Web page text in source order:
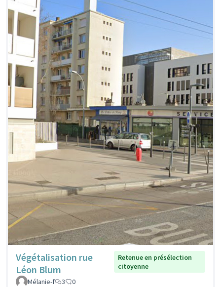
Végétalisation rue
Léon Blum
Retenue en présélection
citoyenne
Mélanie-f
3 0